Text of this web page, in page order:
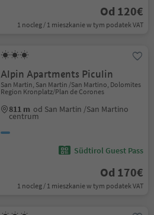
Od 120€
1 nocleg / 1 mieszkanie w tym podatek VAT
Alpin Apartments Piculin
San Martin, San Martin /San Martino, Dolomites
Region Kronplatz/Plan de Corones
811 m od San Martin /San Martino
centrum
Südtirol Guest Pass
Od 170€
1 nocleg / 1 mieszkanie w tym podatek VAT